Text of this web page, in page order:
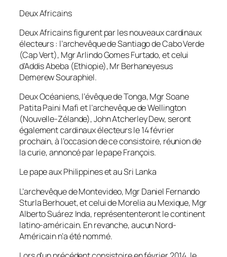
Deux Africains
Deux Africains figurent par les nouveaux cardinaux
électeurs : l’archevêque de Santiago de Cabo Verde
(Cap Vert), Mgr Arlindo Gomes Furtado, et celui
d’Addis Abeba (Ethiopie), Mr Berhaneyesus
Demerew Souraphiel.
Deux Océaniens, l’évêque de Tonga, Mgr Soane
Patita Paini Mafi et l’archevêque de Wellington
(Nouvelle-Zélande), John Atcherley Dew, seront
également cardinaux électeurs le 14 février
prochain, à l’occasion de ce consistoire, réunion de
la curie, annoncé par le pape François.
Le pape aux Philippines et au Sri Lanka
L’archevêque de Montevideo, Mgr Daniel Fernando
Sturla Berhouet, et celui de Morelia au Mexique, Mgr
Alberto Suárez Inda, représententeront le continent
latino-américain. En revanche, aucun Nord-
Américain n’a été nommé.